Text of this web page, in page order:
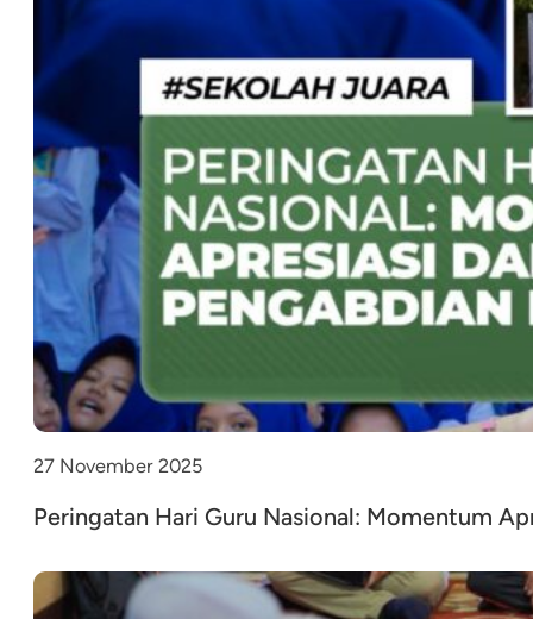
27 November 2025
Peringatan Hari Guru Nasional: Momentum